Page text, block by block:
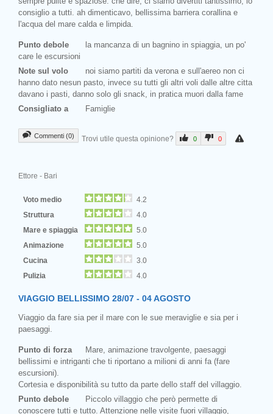
consiglio a tutti. ah dimenticavo, bellissima barriera corallina e
l'acqua del mare calda e limpida.
Punto debole
la mancanza di un bagnino in spiaggia, un po'
care le escursioni
Note sul volo
noi siamo partiti da verona e sull'aereo non ci
hanno dato nesun pasto, invece su tutti gli altri voli dalle altre citta
davano i pasti, danno solo gli snack, in pratica muori dalla fame
Consigliato a
Famiglie
Commenti (0) Trovi utile questa opinione? 0 0
Ettore - Bari
Voto medio
4.2
Struttura
4.0
Mare e spiaggia
5.0
Animazione
5.0
Cucina
3.0
Pulizia
4.0
VIAGGIO BELLISSIMO 28/07 - 04 AGOSTO
Viaggio da fare sia per il mare con le sue meraviglie e sia per i
paesaggi.
Punto di forza
Mare, animazione travolgente, paesaggi
bellissimi e intriganti che ti riportano a milioni di anni fa (fare
escursioni).
Cortesia e disponibilità su tutto da parte dello staff del villaggio.
Punto debole
Piccolo villaggio che però permette di
conoscere tutti e tutto. Attenzione nelle visite fuori villaggio,